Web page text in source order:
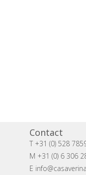
Contact
T +31 (0) 528
M +31 (0) 6 306
E